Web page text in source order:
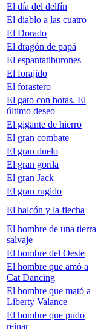
El día del delfín
El diablo a las cuatro
El Dorado
El dragón de papá
El espantatiburones
El forajido
El forastero
El gato con botas. El
último deseo
El gigante de hierro
El gran combate
El gran duelo
El gran gorila
El gran Jack
El gran rugido
El halcón y la flecha
El hombre de una tierra
salvaje
El hombre del Oeste
El hombre que amó a
Cat Dancing
El hombre que mató a
Liberty Valance
El hombre que pudo
reinar